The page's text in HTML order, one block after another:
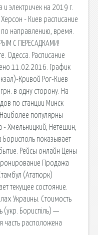
электричек на 2019 г.
- Киев расписание
направлению, время.
С ПЕРЕСАДКАМИ!
Одесса. Расписание
11.02.2016. График
Кривой Рог-Киев
в одну сторону. На
по станции Минск
популярны
Хмельницкий, Нетешин,
Борисполь показывает
Рейсы онлайн Цены
Продажа
(Ататюрк)
текущее состояние.
Украины. Стоимость
(укр. Бориспіль) —
расположена